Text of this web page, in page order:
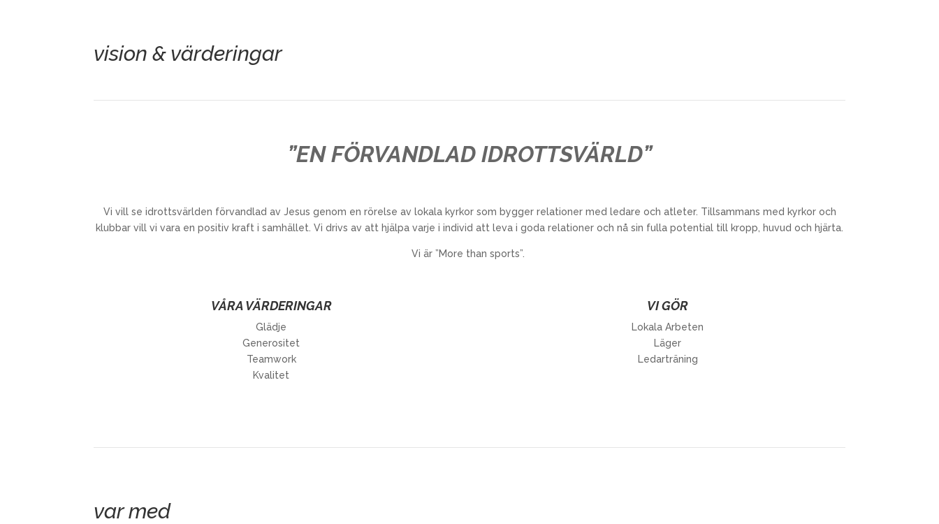
vision & värderingar
”EN FÖRVANDLAD IDROTTSVÄRLD”
Vi vill se idrottsvärlden förvandlad av Jesus genom en rörelse av lokala kyrkor som bygger relationer med ledare och atleter. Tillsammans med kyrkor och
klubbar vill vi vara en positiv kraft i samhället. Vi drivs av att hjälpa varje i individ att leva i goda relationer och nå sin fulla potential till kropp, huvud och hjärta.
Vi är ”More than sports”.
VÅRA VÄRDERINGAR
Glädje
Generositet
Teamwork
Kvalitet
VI GÖR
Lokala Arbeten
Läger
Ledarträning
var med